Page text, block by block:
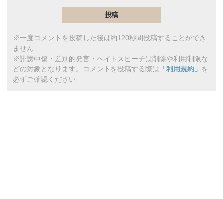
※一度コメントを投稿した後は約120秒間投稿することができ
ません
※誹謗中傷・差別的発言・ヘイトスピーチは削除や利用制限な
どの対象となります。コメントを投稿する際は 「利用規約」 を
必ずご確認ください